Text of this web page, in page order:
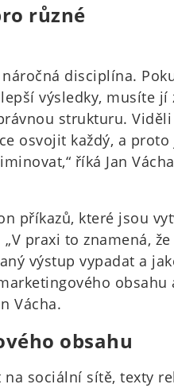
různé
disciplína.
výsledky, musíte jí
strukturu.
osvojit každý, a proto
říká Jan
příkazů, které jsou
praxi to znamená,
výstup vypadat a
obsahu
Vácha.
obsahu
sociální sítě, texty